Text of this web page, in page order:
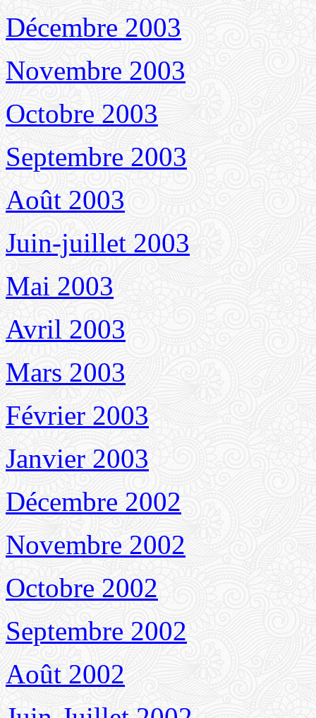
Décembre 2003
Novembre 2003
Octobre 2003
Septembre 2003
Août 2003
Juin-juillet 2003
Mai 2003
Avril 2003
Mars 2003
Février 2003
Janvier 2003
Décembre 2002
Novembre 2002
Octobre 2002
Septembre 2002
Août 2002